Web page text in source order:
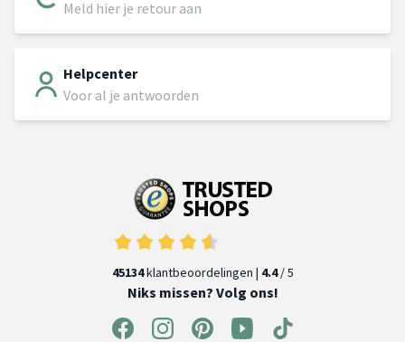
Meld hier je retour aan
Helpcenter
Voor al je antwoorden
45134klantbeoordelingen | 4.4/ 5
Niks missen? Volg ons!